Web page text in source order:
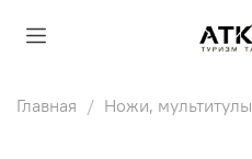
Главная Ножи, мультитулы